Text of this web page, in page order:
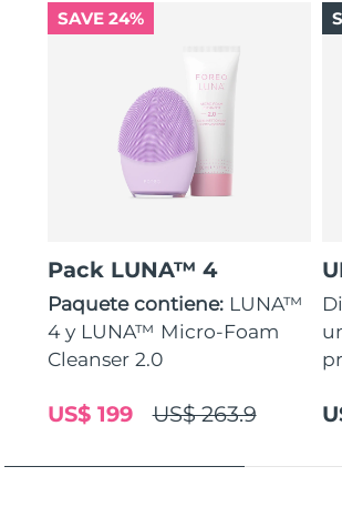
SAVE 24%
Pack LUNA™ 4
Paquete contiene: LUNA™
4 y LUNA™ Micro-Foam
Cleanser 2.0
US$ 263.9
US$ 199